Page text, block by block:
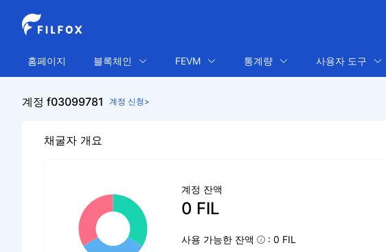
홈페이지 블록체인 FEVM 통계량 사용자 도구
계정 f03099781 계정 신청>
채굴자 개요
계정 잔액
0 FIL
사용 가능한 잔액
: 0 FIL